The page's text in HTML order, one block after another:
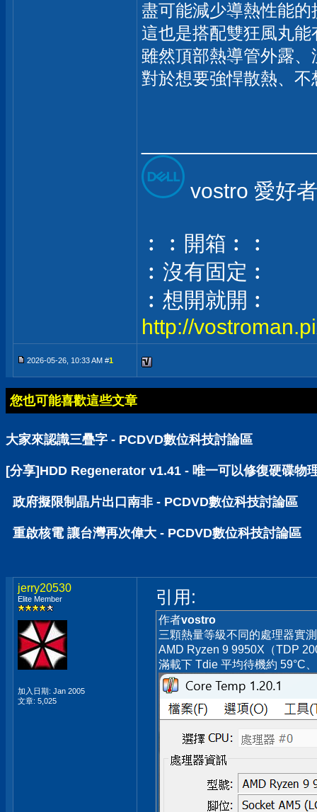
盡可能減少導熱性能
這也是搭配雙狂風丸
雖然頂部熱導管外露
對於想要強悍散熱、
vostro 愛好
︰︰開箱︰︰
︰沒有固定︰
︰想開就開︰
http://
2026-05-26, 10:33 AM #1
您也可能喜歡這些文章
大家來認識三疊字 - PCDVD數位科技討論區
[分享]HDD Regenerator v1.41 - 唯一可以修復硬碟物
政府擬限制晶片出口南非 - PCDVD數位科技討論區
重啟核電 讓台灣再次偉大 - PCDVD數位科技討論區
jerry20530
Elite Member
加入日期: Jan 2005
文章: 5,025
引用:
作者vostro
三顆熱量等級不同的處理器實
AMD Ryzen 9 9950X（TDP
滿載下 Tdie 平均待機約 59°C